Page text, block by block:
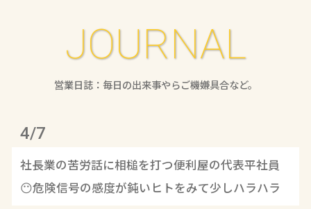
JOURNAL
営業日誌：毎日の出来事やらご機嫌具合など。
4/7
社長業の苦労話に相槌を打つ便利屋の代表平社員
😶危険信号の感度が鈍いヒトをみて少しハラハラ